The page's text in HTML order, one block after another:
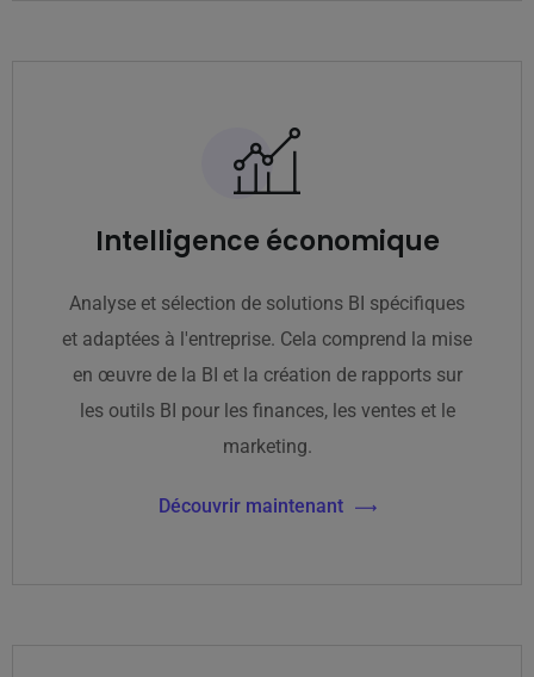
Intelligence économique
Analyse et sélection de solutions BI spécifiques
et adaptées à l'entreprise. Cela comprend la mise
en œuvre de la BI et la création de rapports sur
les outils BI pour les finances, les ventes et le
marketing.
Découvrir maintenant